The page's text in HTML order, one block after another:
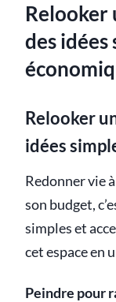
Relooker
des idées
Relooker
idées
Redonner vie
son budget,
simples et
cet espace en
Peindre pour